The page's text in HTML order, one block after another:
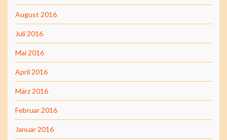
August 2016
Juli 2016
Mai 2016
April 2016
März 2016
Februar 2016
Januar 2016